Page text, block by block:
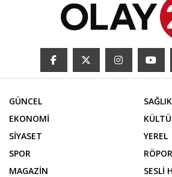
GÜNCEL
EKONOMİ
SİYASET
SPOR
MAGAZİN
SAĞLIK
YEREL
SESLİ